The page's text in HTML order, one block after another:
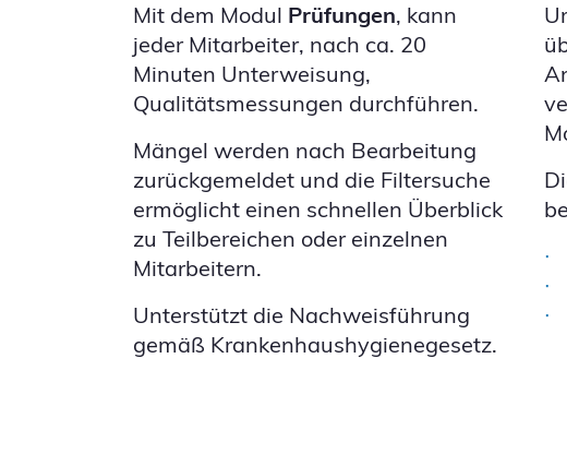
Mit dem Modul Prüfungen, kann
jeder Mitarbeiter, nach ca. 20
Minuten Unterweisung,
Qualitätsmessungen durchführen.
Mängel werden nach Bearbeitung
zurückgemeldet und die Filtersuche
ermöglicht einen schnellen Überblick
zu Teilbereichen oder einzelnen
Mitarbeitern.
Unterstützt die Nachweisführung
gemäß Krankenhaushygienegesetz.